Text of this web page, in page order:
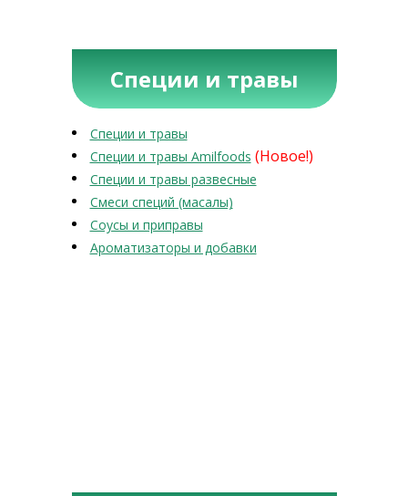
Специи и травы
Специи и травы
Специи и травы Amilfoods (Новое!)
Специи и травы развесные
Смеси специй (масалы)
Соусы и приправы
Ароматизаторы и добавки